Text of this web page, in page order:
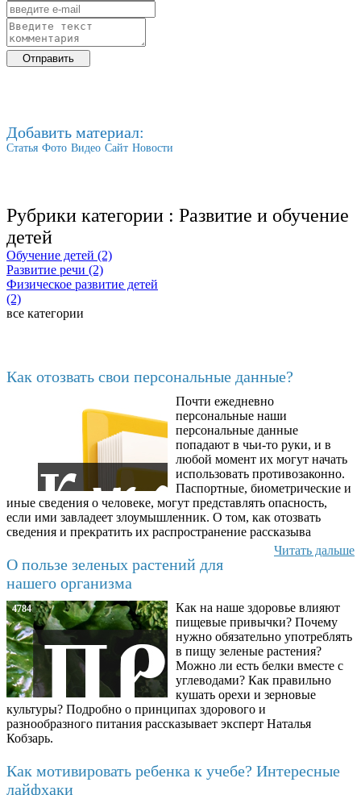
Добавить материал:
Статья Фото Видео Сайт Новости
Рубрики категории : Развитие и обучение
детей
Обучение детей (2)
Развитие речи (2)
Физическое развитие детей
(2)
все категории
Как отозвать свои персональные данные?
Почти ежедневно
персональные наши
персональные данные
попадают в чьи-то руки, и в
любой момент их могут начать
использовать противозаконно.
Паспортные, биометрические и
иные сведения о человеке, могут представлять опасность,
если ими завладеет злоумышленник. О том, как отозвать
сведения и прекратить их распространение рассказыва
Читать дальше
О пользе зеленых растений для
нашего организма
4784
Как на наше здоровье влияют
пищевые привычки? Почему
нужно обязательно употреблять
в пищу зеленые растения?
Можно ли есть белки вместе с
углеводами? Как правильно
кушать орехи и зерновые
культуры? Подробно о принципах здорового и
разнообразного питания рассказывает эксперт Наталья
Кобзарь.
Как мотивировать ребенка к учебе? Интересные
лайфхаки